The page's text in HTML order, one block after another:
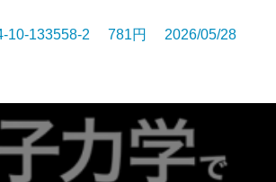
10-133558-2 781円 2026/05/28